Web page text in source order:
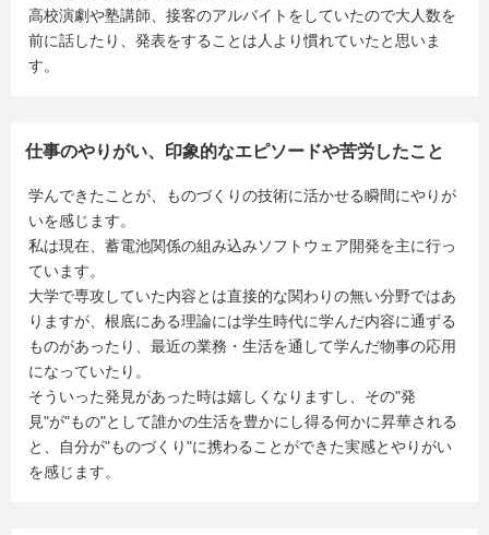
高校演劇や塾講師、接客のアルバイトをしていたので大人数を
前に話したり、発表をすることは人より慣れていたと思いま
す。
仕事のやりがい、印象的なエピソードや苦労したこと
学んできたことが、ものづくりの技術に活かせる瞬間にやりが
いを感じます。
私は現在、蓄電池関係の組み込みソフトウェア開発を主に行っ
ています。
大学で専攻していた内容とは直接的な関わりの無い分野ではあ
りますが、根底にある理論には学生時代に学んだ内容に通ずる
ものがあったり、最近の業務・生活を通して学んだ物事の応用
になっていたり。
そういった発見があった時は嬉しくなりますし、その"発
見"が"もの"として誰かの生活を豊かにし得る何かに昇華される
と、自分が"ものづくり"に携わることができた実感とやりがい
を感じます。